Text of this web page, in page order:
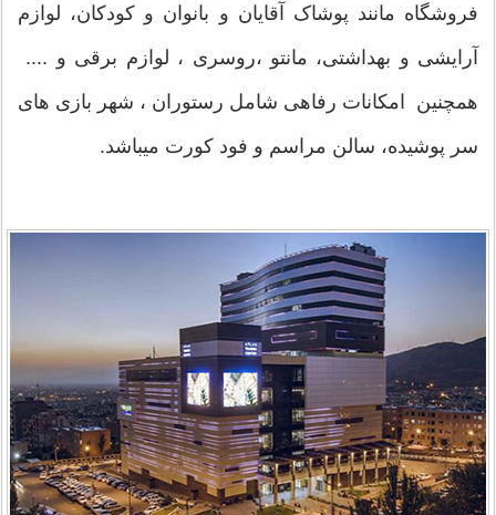
فروشگاه مانند پوشاک آقایان و بانوان و کودکان، لوازم
آرایشی و بهداشتی، مانتو ،روسری ، لوازم برقی و ....
همچنین امکانات رفاهی شامل رستوران ، شهر بازی های
سر پوشیده، سالن مراسم و فود کورت میباشد.